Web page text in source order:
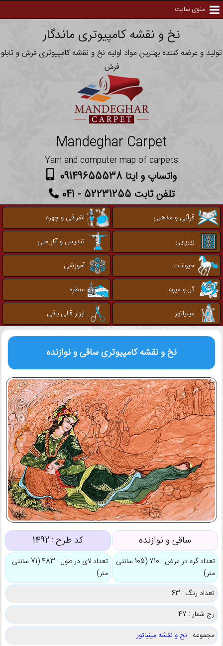
منوی سایت
نخ و نقشه کامپیوتری ماندگار
تولید و عرضه کننده بهترین مواد اولیه نخ و نقشه کامپیوتری فرش و تابلو
فرش
Mandeghar Carpet
Yarn and computer map of carpets
واتساپ و ایتا 09149655538
تلفن ثابت 52231255 - 041
قرآنی و مذهبی
اشرافی و چهره
زیرپایی
تندیس و آثار ملی
حیوانات
آموزشی
گل و میوه
منظره
مینیاتور
ابزار قالی بافی
نخ و نقشه کامپیوتریساقی و نوازنده
ساقی و نوازنده کد طرح : 1492
تعداد گره در عرض : 710 (105 سانتی
متر)
تعداد لای در طول : 483 (71 سانتی
متر)
تعداد رنگ : 63
رج شمار : 47
مجموعه : نخ و نقشه مینیاتور